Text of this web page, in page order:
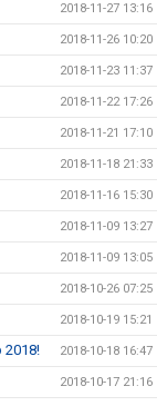
2018-11-27 13:16
2018-11-26 10:20
2018-11-23 11:37
2018-11-22 17:26
2018-11-21 17:10
2018-11-18 21:33
2018-11-16 15:30
2018-11-09 13:27
2018-11-09 13:05
2018-10-26 07:25
2018-10-19 15:21
2018! 2018-10-18 16:47
2018-10-17 21:16